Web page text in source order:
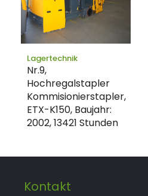
Lagertechnik
Nr.9,
Hochregalstapler
Kommisionierstapler,
ETX-K150, Baujahr:
2002, 13421 Stunden
Kontakt